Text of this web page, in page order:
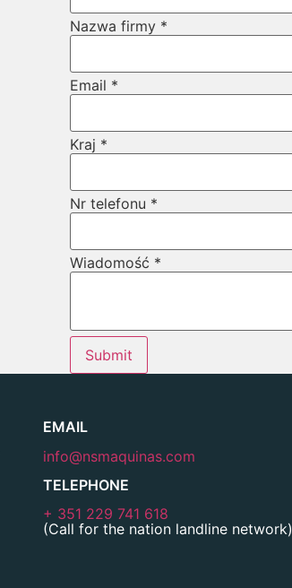
Nr
Nazwa
Nazwa firmy *
Email *
Kraj *
Nr telefonu *
Wiadomość *
Submit
EMAIL
info@nsmaquinas.com
TELEPHONE
+ 351 229 741 618
(Call for the nation landline network)